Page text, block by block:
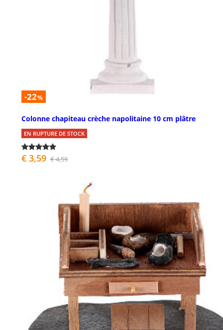
-22%
Colonne chapiteau crèche napolitaine 10 cm plâtre
EN RUPTURE DE STOCK
€ 3,59 € 4,59